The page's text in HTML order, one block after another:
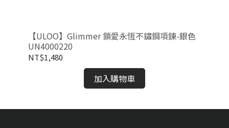
【ULOO】Glimmer 鎖愛永恆不鏽鋼項鍊-銀色
UN4000220
NT$1,480
加入購物車